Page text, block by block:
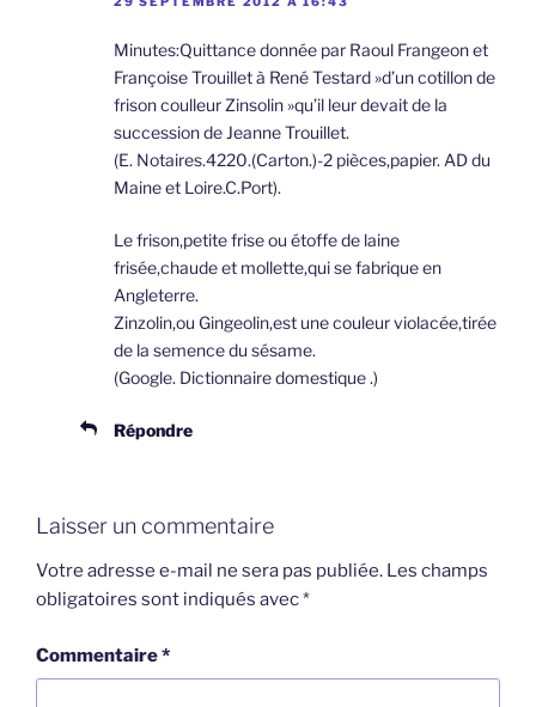
Minutes:Quittance donnée par Raoul Frangeon et
Françoise Trouillet à René Testard »d’un cotillon de
frison coulleur Zinsolin »qu’il leur devait de la
succession de Jeanne Trouillet.
(E. Notaires.4220.(Carton.)-2 pièces,papier. AD du
Maine et Loire.C.Port).
Le frison,petite frise ou étoffe de laine
frisée,chaude et mollette,qui se fabrique en
Angleterre.
Zinzolin,ou Gingeolin,est une couleur violacée,tirée
de la semence du sésame.
(Google. Dictionnaire domestique .)
Répondre
Laisser un commentaire
Votre adresse e-mail ne sera pas publiée. Les champs
obligatoires sont indiqués avec*
Commentaire*